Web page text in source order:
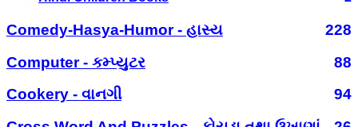
Comedy-Hasya-Humor - હાસ્ય
228
Computer - કમ્પ્યુટર
88
Cookery - વાનગી
94